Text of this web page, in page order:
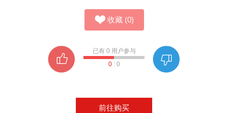
收藏 (0)
已有 0 用户参与
0: 0
前往购买